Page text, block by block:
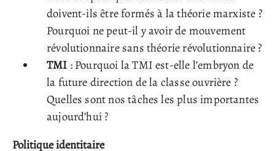
doivent-ils être formés à la théorie marxiste ?
Pourquoi ne peut-il y avoir de mouvement
révolutionnaire sans théorie révolutionnaire ?
TMI : Pourquoi la TMI est-elle l’embryon de
la future direction de la classe ouvrière ?
Quelles sont nos tâches les plus importantes
aujourd’hui ?
Politique identitaire